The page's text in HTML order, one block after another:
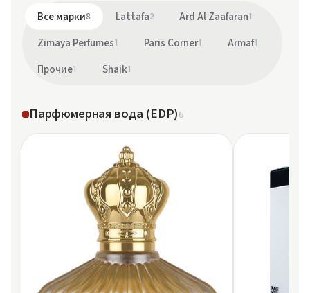
Все марки8 Lattafa2 Ard Al Zaafaran1
Zimaya Perfumes1 Paris Corner1 Armaf1
Прочие1 Shaik1
Парфюмерная вода (EDP)6